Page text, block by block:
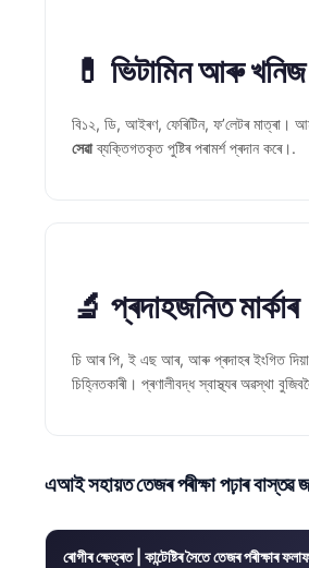
💊 ভিটামিন আৰু
বি১২, ডি, আইৰণ, ফেৰিটিন, ফ’লেটৰ মাত্ৰা।
সেৱাব্যক্তিগতকৃত পুষ্টিৰ পৰামৰ্শ প্ৰদান কৰে।.
🔬 প্ৰদাহজনিত মাৰ্কাৰ
চি আৰ পি, ই এছ আৰ, আৰু প্ৰদাহৰ ইংগিত
চিহ্নিতকাৰী। প্ৰণালীবদ্ধ স্বাস্থ্যৰ অৱস্থা
এআই সহায়ত তেজৰ পৰীক্ষা পঢ়াৰ বাস্তৱ
ৰোগীৰ ক্ষেত্ৰত | কান্টেষ্টিৰ সৈতে তেজৰ পৰীক্ষাৰ
O‘zbekcha
Suomi
Hrvatski
Slovenčina
සිංහල
Galego
Latviešu valoda